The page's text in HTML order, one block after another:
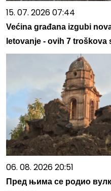
15. 07. 2026 07:44
Većina građana izgubi
letovanje - ovih 7
06. 08. 2026 20:51
Пред њима се родио